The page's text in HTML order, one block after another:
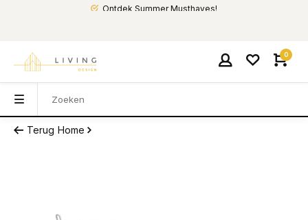
Ontdek Summer Musthaves!
0
Terug Home